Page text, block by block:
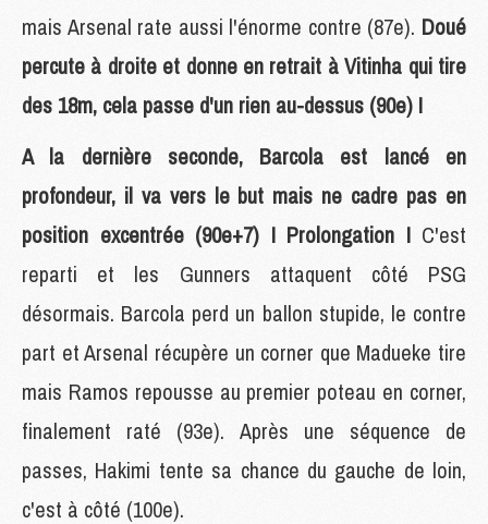
mais Arsenal rate aussi l'énorme contre (87e). Doué
percute à droite et donne en retrait à Vitinha qui tire
des 18m, cela passe d'un rien au-dessus (90e) !
A la dernière seconde, Barcola est lancé en
profondeur, il va vers le but mais ne cadre pas en
position excentrée (90e+7) ! Prolongation ! C'est
reparti et les Gunners attaquent côté PSG
désormais. Barcola perd un ballon stupide, le contre
part et Arsenal récupère un corner que Madueke tire
mais Ramos repousse au premier poteau en corner,
finalement raté (93e). Après une séquence de
passes, Hakimi tente sa chance du gauche de loin,
c'est à côté (100e).